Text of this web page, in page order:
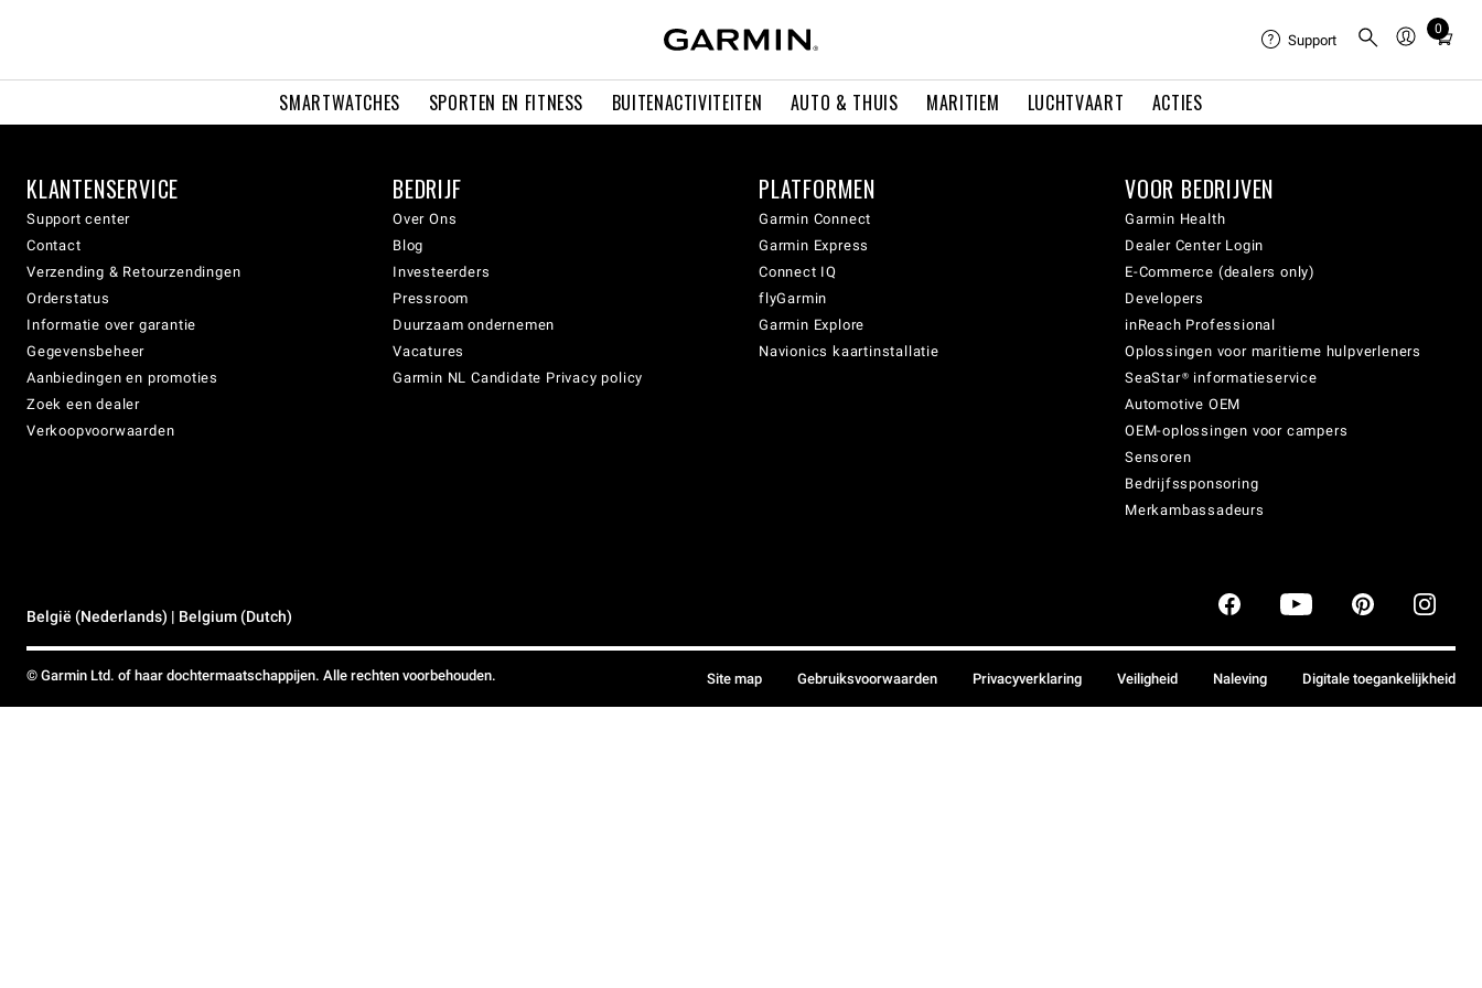
SMARTWATCHES SPORTEN EN FITNESS BUITENACTIVITEITEN AUTO & THUIS MARITIEM LUCHTVAART ACTIES
Support
0
Total
cart:
KLANTENSERVICE
Support center
Contact
Verzending & Retourzendingen
Orderstatus
Informatie over garantie
Gegevensbeheer
Aanbiedingen en promoties
Zoek een dealer
Verkoopvoorwaarden
BEDRIJF
Over Ons
Blog
Investeerders
Pressroom
Duurzaam ondernemen
Vacatures
Garmin NL Candidate Privacy policy
PLATFORMEN
Garmin Connect
Garmin Express
Connect IQ
flyGarmin
Garmin Explore
Navionics kaartinstallatie
VOOR BEDRIJVEN
Garmin Health
Dealer Center Login
E-Commerce (dealers only)
Developers
inReach Professional
Oplossingen voor maritieme hulpverleners
SeaStar® informatieservice
Automotive OEM
OEM-oplossingen voor campers
Sensoren
Bedrijfssponsoring
Merkambassadeurs
België (Nederlands) | Belgium (Dutch)
© Garmin Ltd. of haar dochtermaatschappijen. Alle rechten voorbehouden. Site map Gebruiksvoorwaarden Privacyverklaring Veiligheid Naleving Digitale toegankelijkheid